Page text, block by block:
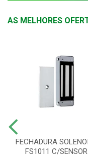
AS MELHORES
FECHADURA
FS1011 C/SENSOR